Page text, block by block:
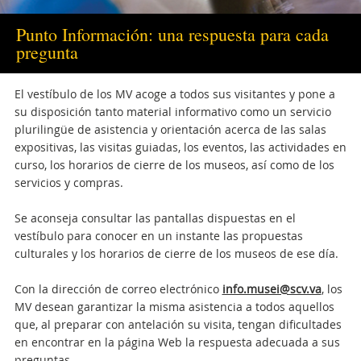
Punto Información: una respuesta para cada
pregunta
El vestíbulo de los MV acoge a todos sus visitantes y pone a
su disposición tanto material informativo como un servicio
plurilingüe de asistencia y orientación acerca de las salas
expositivas, las visitas guiadas, los eventos, las actividades en
curso, los horarios de cierre de los museos, así como de los
servicios y compras.
Se aconseja consultar las pantallas dispuestas en el
vestíbulo para conocer en un instante las propuestas
culturales y los horarios de cierre de los museos de ese día.
Con la dirección de correo electrónico info.musei@scv.va, los
MV desean garantizar la misma asistencia a todos aquellos
que, al preparar con antelación su visita, tengan dificultades
en encontrar en la página Web la respuesta adecuada a sus